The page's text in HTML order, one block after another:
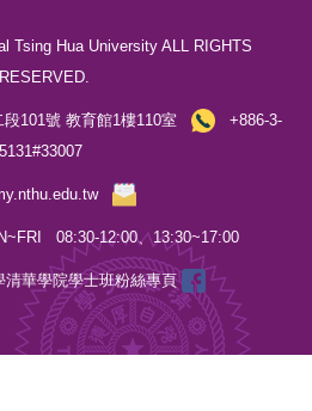
Tsing Hua University ALL RIGHTS
RESERVED.
101號 教育館1樓110室
+886-3-
08:30-12:00、13:30~17:00
清華學院學士班粉絲專頁